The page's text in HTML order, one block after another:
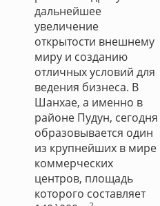
дальнейшее
увеличение
открытости внешнему
миру и созданию
отличных условий для
ведения бизнеса. В
Шанхае, а именно в
районе Пудун, сегодня
образовывается один
из крупнейших в мире
коммерческих
центров, площадь
которого составляет